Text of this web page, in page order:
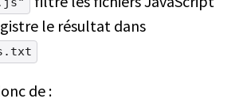
le résultat dans
de :